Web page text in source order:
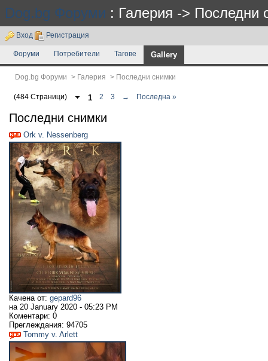
Dog.bg Форуми : Галерия -> Последни
Вход Регистрация
Форуми Потребители Тагове Gallery
Dog.bg Форуми > Галерия > Последни снимки
(484 Страници) 1 2 3 → Последна »
Последни снимки
Ork v. Nessenberg
Качена от: gepard96
на 20 January 2020 - 05:23 PM
Коментари: 0
Преглеждания: 94705
Tommy v. Arlett